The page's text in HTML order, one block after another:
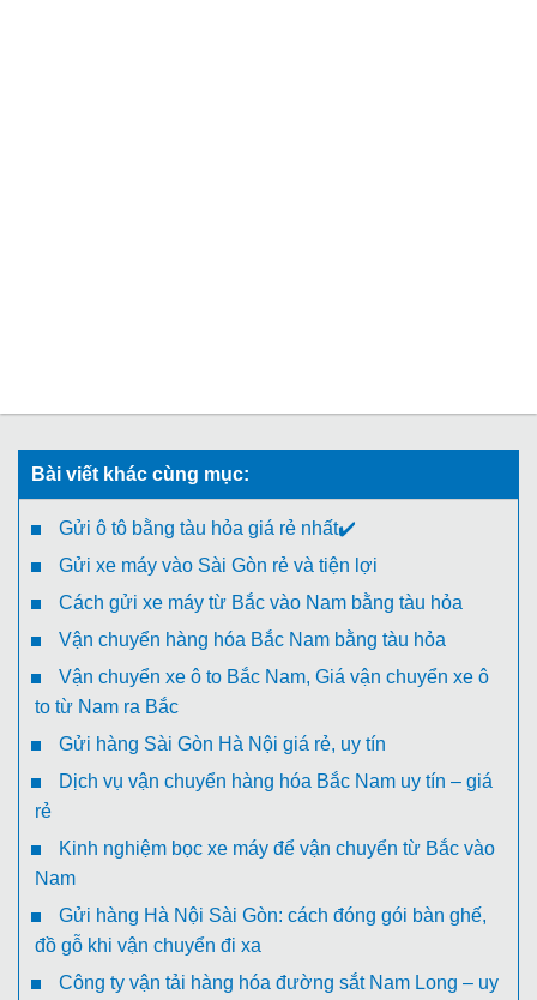
Bài viết khác cùng mục:
Gửi ô tô bằng tàu hỏa giá rẻ nhất✔️
Gửi xe máy vào Sài Gòn rẻ và tiện lợi
Cách gửi xe máy từ Bắc vào Nam bằng tàu hỏa
Vận chuyển hàng hóa Bắc Nam bằng tàu hỏa
Vận chuyển xe ô to Bắc Nam, Giá vận chuyển xe ô
to từ Nam ra Bắc
Gửi hàng Sài Gòn Hà Nội giá rẻ, uy tín
Dịch vụ vận chuyển hàng hóa Bắc Nam uy tín – giá
rẻ
Kinh nghiệm bọc xe máy để vận chuyển từ Bắc vào
Nam
Gửi hàng Hà Nội Sài Gòn: cách đóng gói bàn ghế,
đồ gỗ khi vận chuyển đi xa
Công ty vận tải hàng hóa đường sắt Nam Long – uy